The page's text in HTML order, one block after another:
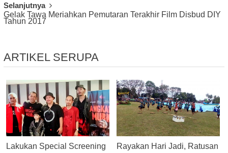
Selanjutnya
Gelak Tawa Meriahkan Pemutaran Terakhir Film Disbud DIY
Tahun 2017
ARTIKEL SERUPA
Lakukan Special Screening
Rayakan Hari Jadi, Ratusan